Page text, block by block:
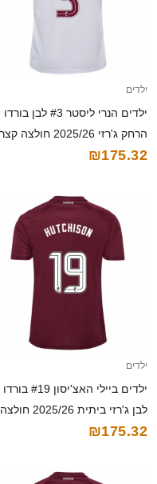
ילדים
ילדים הנרי ליסטר #3 לבן בורדו
הרחק ג'רזי 2025/26 חולצה קצרה
₪175.32
ילדים
ילדים ביילי האצ'יסון #19 בורדו
לבן ג'רזי ביתית 2025/26 חולצה
קצרה
₪175.32